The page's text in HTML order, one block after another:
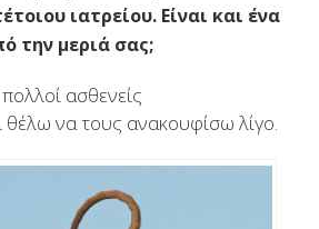
ιατρείου. Είναι και ένα
την μεριά σας;
ασθενείς
θέλω να τους ανακουφίσω λίγο.